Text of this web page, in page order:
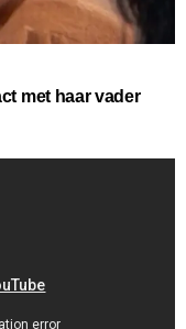
met haar vader